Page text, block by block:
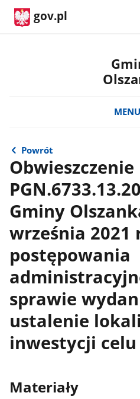
gov.pl
MENU
Powrót
Gminy
września 2021
postępowania
sprawie
ustalenie
inwestycji
Materiały